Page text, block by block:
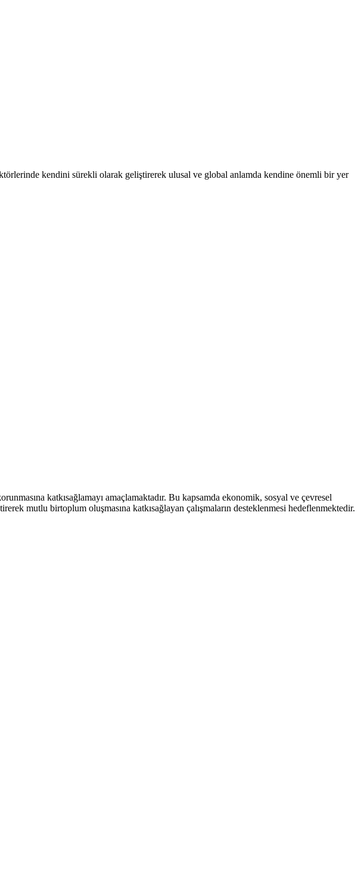
kendini sürekli olarak geliştirerek ulusal ve global anlamda kendine önemli bir yer
katkısağlamayı amaçlamaktadır. Bu kapsamda ekonomik, sosyal ve çevresel
mutlu birtoplum oluşmasına katkısağlayan çalışmaların desteklenmesi hedeflenmektedir.